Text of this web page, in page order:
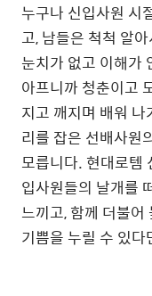
누구나 신입사원 시
고, 남들은 척척 알
눈치가 없고 이해가
아프니까 청춘이고
지고 깨지며 배워
리를 잡은 선배사원
모릅니다. 현대로템
입사원들의 날개를
느끼고, 함께 더불어
기쁨을 누릴 수 있